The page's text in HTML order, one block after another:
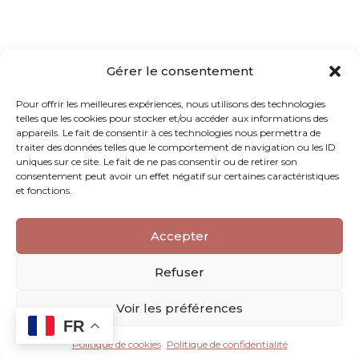
Gérer le consentement
Pour offrir les meilleures expériences, nous utilisons des technologies
telles que les cookies pour stocker et/ou accéder aux informations des
appareils. Le fait de consentir à ces technologies nous permettra de
traiter des données telles que le comportement de navigation ou les ID
uniques sur ce site. Le fait de ne pas consentir ou de retirer son
consentement peut avoir un effet négatif sur certaines caractéristiques
et fonctions.
Accepter
Refuser
Voir les préférences
Politique de cookies Politique de confidentialité
FR